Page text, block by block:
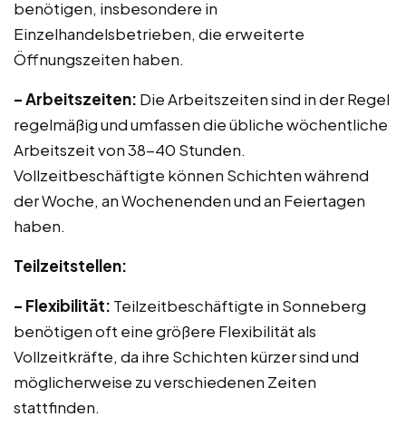
benötigen, insbesondere in
Einzelhandelsbetrieben, die erweiterte
Öffnungszeiten haben.
– Arbeitszeiten: Die Arbeitszeiten sind in der Regel
regelmäßig und umfassen die übliche wöchentliche
Arbeitszeit von 38-40 Stunden.
Vollzeitbeschäftigte können Schichten während
der Woche, an Wochenenden und an Feiertagen
haben.
Teilzeitstellen:
– Flexibilität: Teilzeitbeschäftigte in Sonneberg
benötigen oft eine größere Flexibilität als
Vollzeitkräfte, da ihre Schichten kürzer sind und
möglicherweise zu verschiedenen Zeiten
stattfinden.